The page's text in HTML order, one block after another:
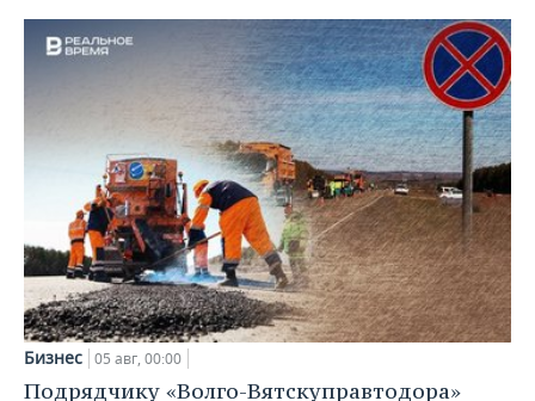
Бизнес 05 авг, 00:00
Подрядчику «Волго-Вятскуправтодора»